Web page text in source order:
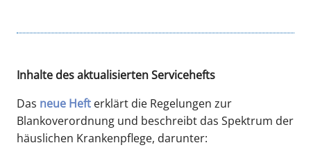
Inhalte des aktualisierten Servicehefts
Das neue Heft erklärt die Regelungen zur
Blankoverordnung und beschreibt das Spektrum der
häuslichen Krankenpflege, darunter: